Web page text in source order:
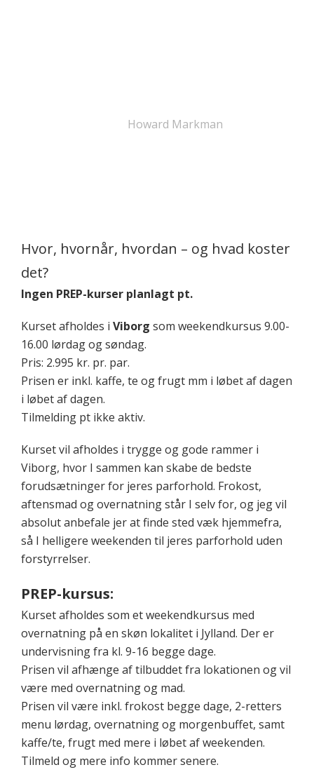
Howard Markman
Hvor, hvornår, hvordan – og hvad koster
det?
Ingen PREP-kurser planlagt pt.
Kurset afholdes i Viborg som weekendkursus 9.00-
16.00 lørdag og søndag.
Pris: 2.995 kr. pr. par.
Prisen er inkl. kaffe, te og frugt mm i løbet af dagen
i løbet af dagen.
Tilmelding pt ikke aktiv.
Kurset vil afholdes i trygge og gode rammer i
Viborg, hvor I sammen kan skabe de bedste
forudsætninger for jeres parforhold. Frokost,
aftensmad og overnatning står I selv for, og jeg vil
absolut anbefale jer at finde sted væk hjemmefra,
så I helligere weekenden til jeres parforhold uden
forstyrrelser.
PREP-kursus:
Kurset afholdes som et weekendkursus med
overnatning på en skøn lokalitet i Jylland. Der er
undervisning fra kl. 9-16 begge dage.
Prisen vil afhænge af tilbuddet fra lokationen og vil
være med overnatning og mad.
Prisen vil være inkl. frokost begge dage, 2-retters
menu lørdag, overnatning og morgenbuffet, samt
kaffe/te, frugt med mere i løbet af weekenden.
Tilmeld og mere info kommer senere.